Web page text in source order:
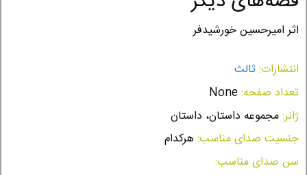
اثر امیرحسین خورشیدفر
انتشارات:ثالث
تعداد صفحه:
ژانر:مجموعه داستان، داستان
جنسیت صدای مناسب: هرکدام
سن صدای مناسب: